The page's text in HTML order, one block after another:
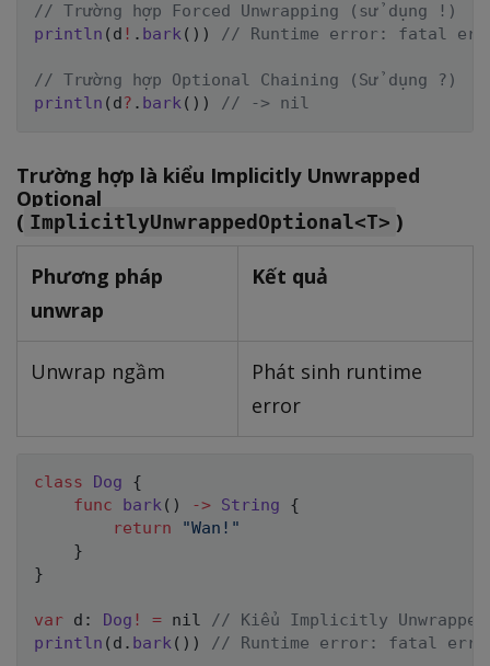
// Trường hợp Forced Unwrapping (sử dụng !)
println ( d ! . bark( ) ) // Runtime error: fatal
// Trường hợp Optional Chaining (Sử dụng ?)
println ( d? . bark( ) ) // -> nil
Trường hợp là kiểu Implicitly Unwrapped
Optional
( ImplicitlyUnwrappedOptional<T> )
Phương pháp
unwrap
Kết quả
Unwrap ngầm
Phát sinh runtime
error
class Dog
{
func
bark ( ) -> String
{
return
"Wan!"
}
}
var d : Dog ! = nil
// Kiểu Implicitly
println ( d . bark ( ) ) // Runtime error: fatal